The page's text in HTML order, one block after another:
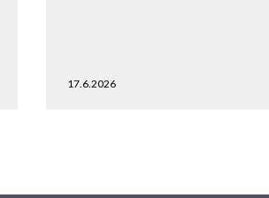
17.6.2026